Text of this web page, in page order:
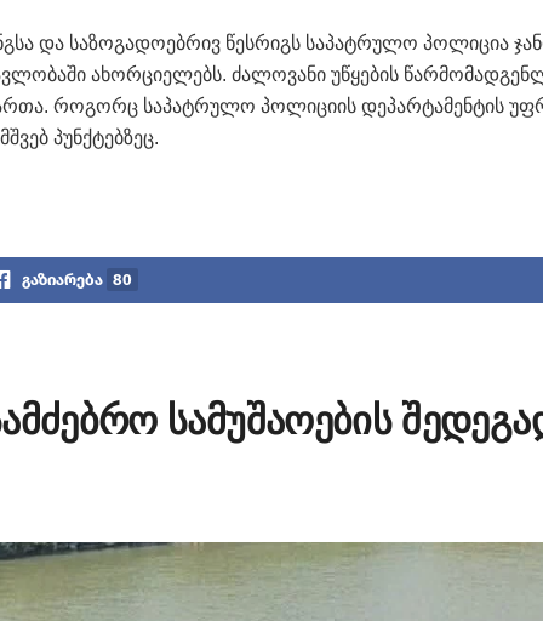
და საზოგადოებრივ წესრიგს საპატრულო პოლიცია
ახორციელებს. ძალოვანი უწყების
როგორც საპატრულო პოლიციის დეპარტამენტის
პუნქტებზეც.
გაზიარება 80
სამუშაოების